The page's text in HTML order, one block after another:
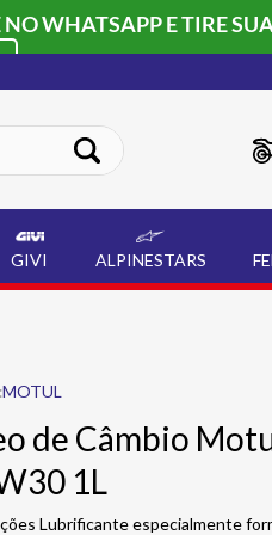
WHATSAPP E TIRE
GIVI ALPINESTARS
MOTUL
de Câmbio
1L
Lubrificante especialmente